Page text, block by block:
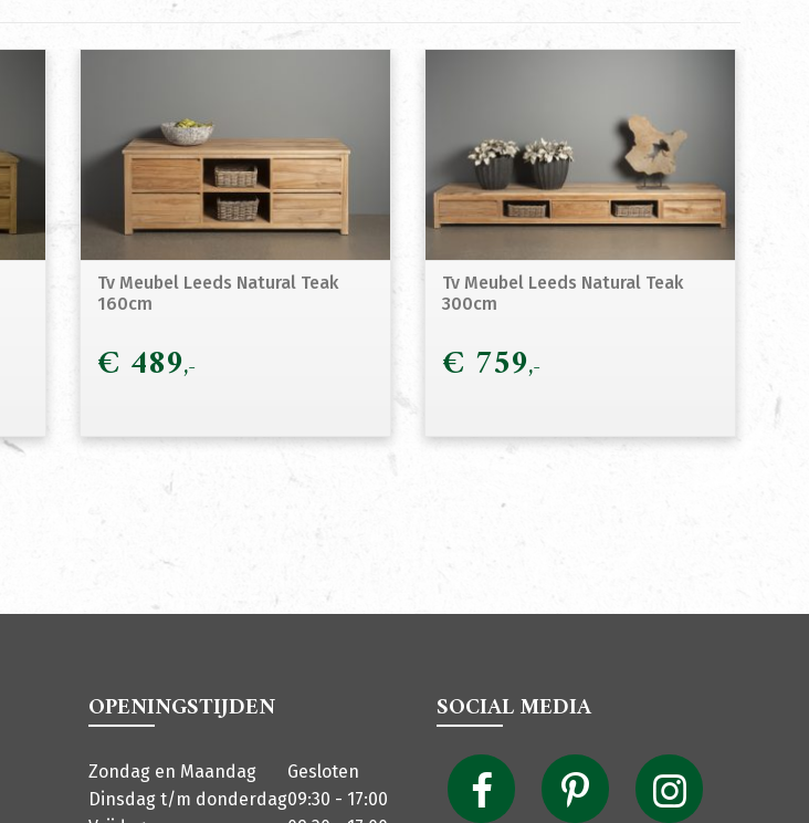
Tv Meubel Leeds Natural Teak
160cm
€ 489
Tv Meubel Leeds Natural Teak
300cm
€ 759
OPENINGSTIJDEN
Zondag en Maandag
Gesloten
Dinsdag t/m donderdag09:30 - 17:00
SOCIAL MEDIA